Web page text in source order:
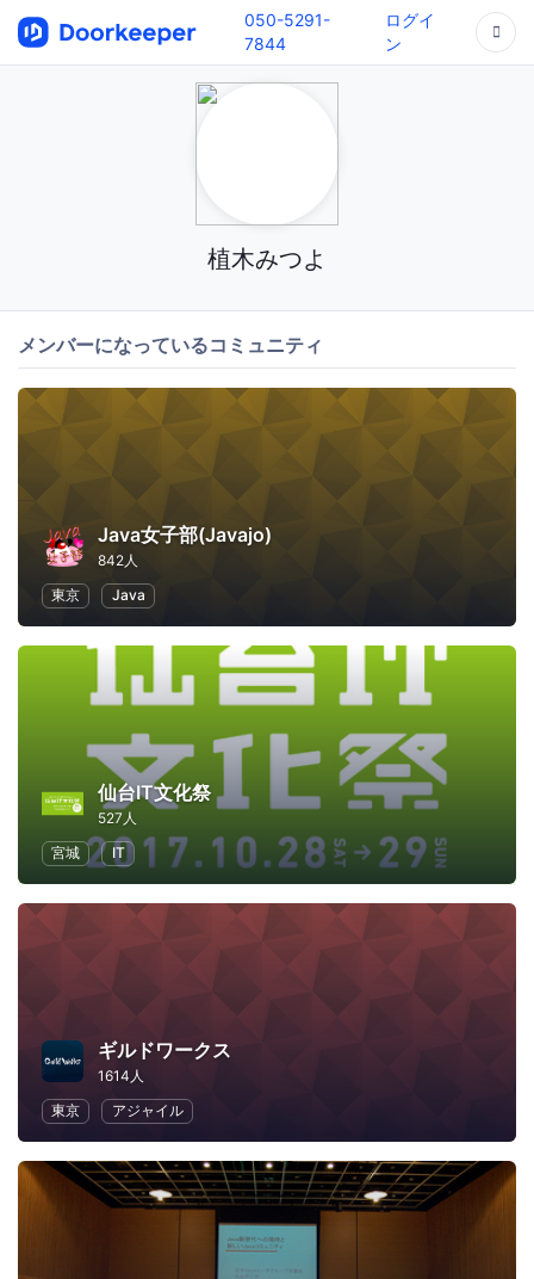
050-5291-
7844
ログイ
ン
植木みつよ
メンバーになっているコミュニティ
Java女子部(Javajo)
842人
東京
Java
仙台IT文化祭
527人
宮城
IT
ギルドワークス
1614人
東京
アジャイル